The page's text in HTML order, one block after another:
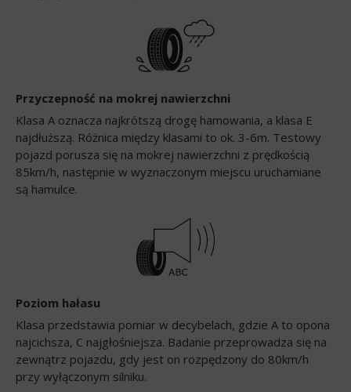
Przyczepność na mokrej nawierzchni
Klasa A oznacza najkrótszą drogę hamowania, a klasa E
najdłuższą. Różnica między klasami to ok. 3-6m. Testowy
pojazd porusza się na mokrej nawierzchni z prędkością
85km/h, następnie w wyznaczonym miejscu uruchamiane
są hamulce.
Poziom hałasu
Klasa przedstawia pomiar w decybelach, gdzie A to opona
najcichsza, C najgłośniejsza. Badanie przeprowadza się na
zewnątrz pojazdu, gdy jest on rozpędzony do 80km/h
przy wyłączonym silniku.